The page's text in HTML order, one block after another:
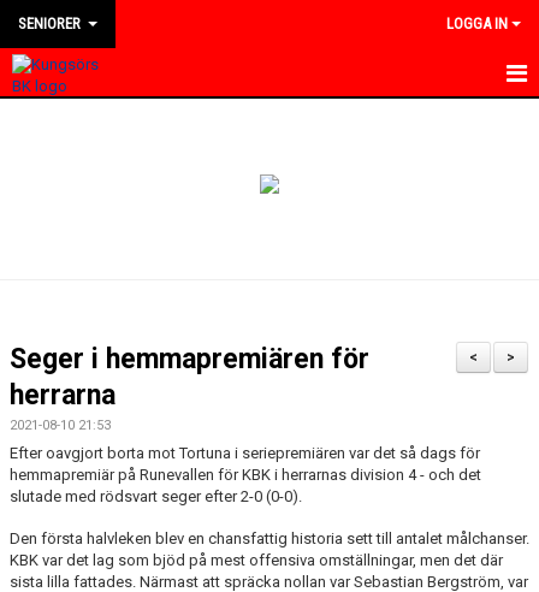
SENIORER LOGGA IN
DOKUMENT
KONTAKT
MATCHER
DIVISION 4 VÄSTMANLAND
>
<
Seger i hemmapremiären för
herrarna
2021-08-10 21:53
Efter oavgjort borta mot Tortuna i seriepremiären var det så dags för
hemmapremiär på Runevallen för KBK i herrarnas division 4 - och det
slutade med rödsvart seger efter 2-0 (0-0).
Den första halvleken blev en chansfattig historia sett till antalet målchanser.
KBK var det lag som bjöd på mest offensiva omställningar, men det där
sista lilla fattades. Närmast att spräcka nollan var Sebastian Bergström, var